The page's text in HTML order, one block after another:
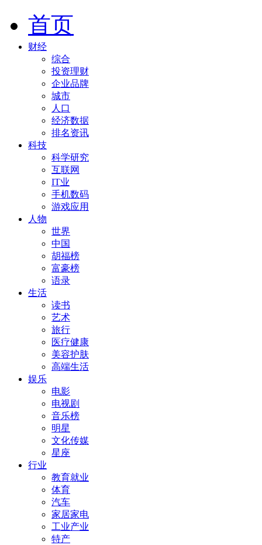
首页
财经
综合
投资理财
企业品牌
城市
人口
经济数据
排名资讯
科技
科学研究
互联网
IT业
手机数码
游戏应用
人物
世界
中国
胡福榜
富豪榜
语录
生活
读书
艺术
旅行
医疗健康
美容护肤
高端生活
娱乐
电影
电视剧
音乐榜
明星
文化传媒
星座
行业
教育就业
体育
汽车
家居家电
工业产业
特产